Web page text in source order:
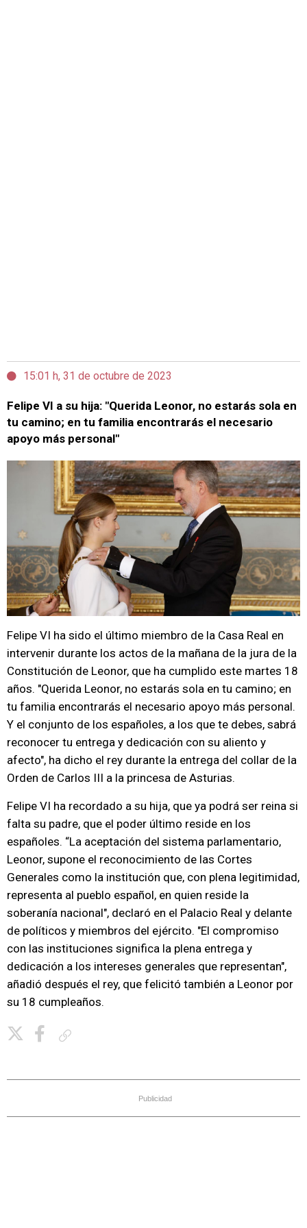
15:01 h, 31 de octubre de 2023
Felipe VI a su hija: "Querida Leonor, no estarás sola en
tu camino; en tu familia encontrarás el necesario
apoyo más personal"
Felipe VI ha sido el último miembro de la Casa Real en
intervenir durante los actos de la mañana de la jura de la
Constitución de Leonor, que ha cumplido este martes 18
años. "Querida Leonor, no estarás sola en tu camino; en
tu familia encontrarás el necesario apoyo más personal.
Y el conjunto de los españoles, a los que te debes, sabrá
reconocer tu entrega y dedicación con su aliento y
afecto", ha dicho el rey durante la entrega del collar de la
Orden de Carlos III a la princesa de Asturias.
Felipe VI ha recordado a su hija, que ya podrá ser reina si
falta su padre, que el poder último reside en los
españoles. “La aceptación del sistema parlamentario,
Leonor, supone el reconocimiento de las Cortes
Generales como la institución que, con plena legitimidad,
representa al pueblo español, en quien reside la
soberanía nacional", declaró en el Palacio Real y delante
de políticos y miembros del ejército. "El compromiso
con las instituciones significa la plena entrega y
dedicación a los intereses generales que representan",
añadió después el rey, que felicitó también a Leonor por
su 18 cumpleaños.
Publicidad